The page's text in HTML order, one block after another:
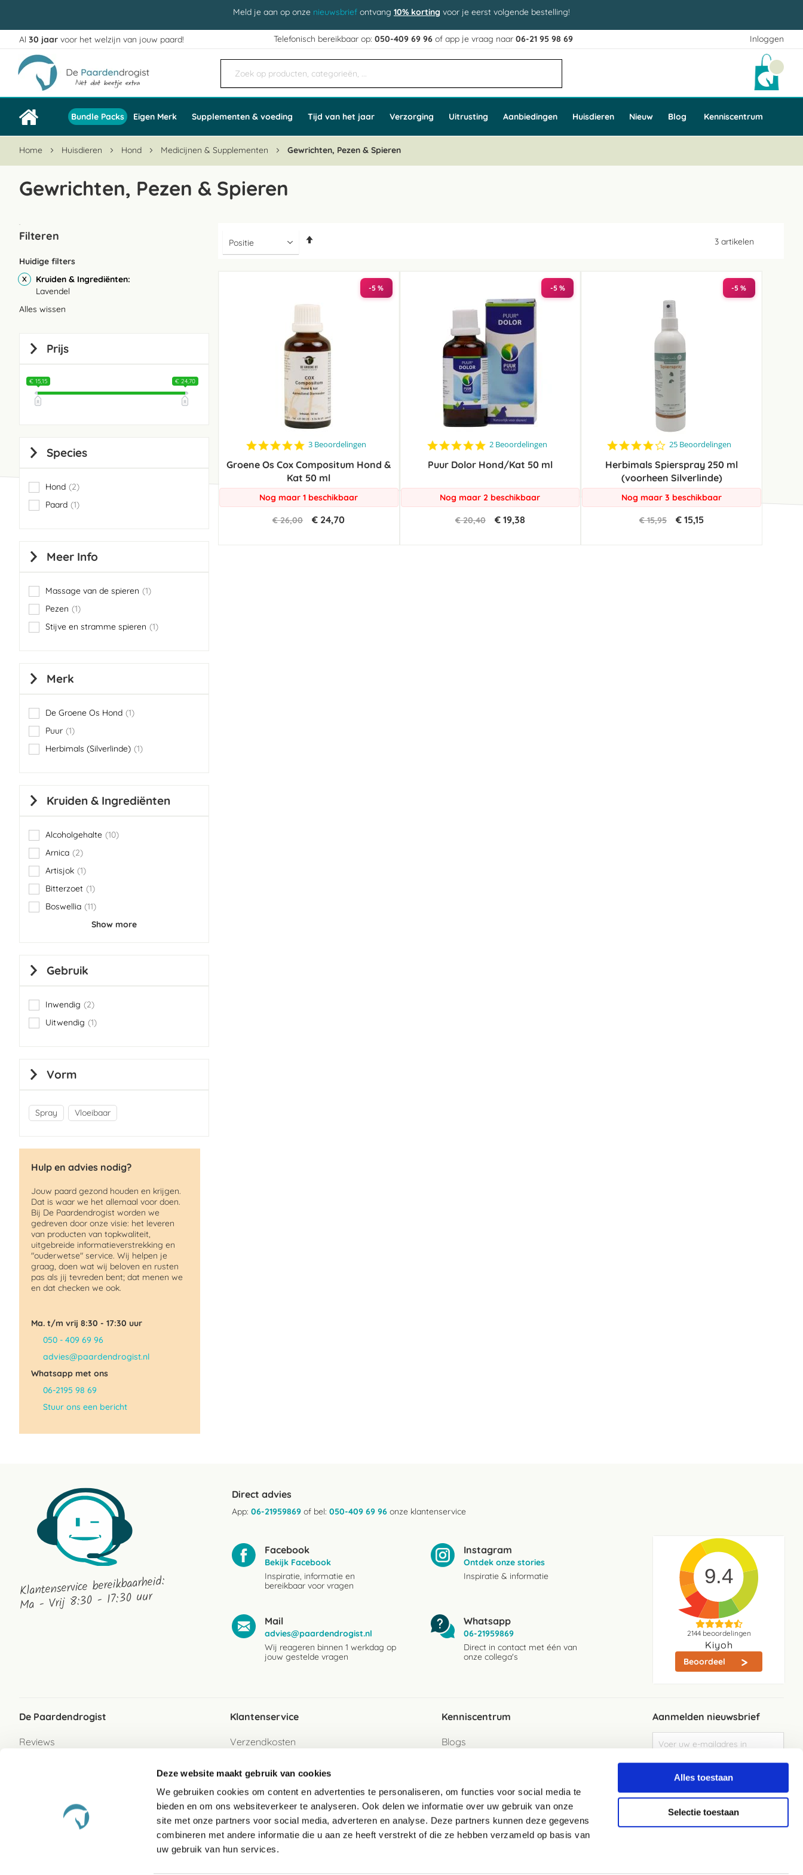
Deze website maakt gebruik van cookies
We gebruiken cookies om content en advertenties te personaliseren, om functies voor social media te
bieden en om ons websiteverkeer te analyseren. Ook delen we informatie over uw gebruik van onze
site met onze partners voor social media, adverteren en analyse. Deze partners kunnen deze gegevens
combineren met andere informatie die u aan ze heeft verstrekt of die ze hebben verzameld op basis van
uw gebruik van hun services.
Alles toestaan
Selectie toestaan
Meld je aan op onze nieuwsbrief ontvang 10% korting voor je eerst volgende bestelling!
Inloggen
Ga
naar
de
inhoud
Al 30 jaar voor het welzijn van jouw paard! Telefonisch bereikbaar op:050-409 69 96 of app je vraag naar06-21 95 98 69
Bundle Packs Eigen Merk Supplementen & voeding Tijd van het jaar Verzorging Uitrusting Aanbiedingen Huisdieren Nieuw Blog Kenniscentrum
Home Huisdieren Hond Medicijnen & Supplementen Gewrichten, Pezen & Spieren
Gewrichten, Pezen & Spieren
3 artikelen
-5 %
5.0
rating
3 Beoordelingen
Groene Os Cox Compositum Hond &
Kat 50 ml
Nog maar 1 beschikbaar
€ 26,00 € 24,70
-5 %
5.0
rating
2 Beoordelingen
Puur Dolor Hond/Kat 50 ml
Nog maar 2 beschikbaar
€ 20,40 € 19,38
-5 %
4.2
rating
25 Beoordelingen
Herbimals Spierspray 250 ml
(voorheen Silverlinde)
Nog maar 3 beschikbaar
€ 15,95 € 15,15
Filteren
Huidige filters
Kruiden & Ingrediënten
Lavendel
Alles wissen
Prijs
€ 15,15 € 24,70
Species
Hond 2
items
Paard 1
item
Meer Info
Massage van de spieren 1
item
Pezen
1
item
Stijve en stramme spieren
1
item
Merk
De Groene Os Hond 1
item
Puur 1
item
Herbimals (Silverlinde) 1
item
Kruiden & Ingrediënten
Alcoholgehalte 10
items
Arnica
2
items
Artisjok 1
item
Bitterzoet 1
item
Boswellia 11
items
Show more
Gebruik
Inwendig 2
items
Uitwendig
1
item
Vorm
Spray Vloeibaar
Hulp en advies nodig?
Jouw paard gezond houden en krijgen.
Dat is waar we het allemaal voor doen.
Bij De Paardendrogist worden we
gedreven door onze visie: het leveren
van producten van topkwaliteit,
uitgebreide informatieverstrekking en
"ouderwetse" service. Wij helpen je
graag, doen wat wij beloven en rusten
pas als jij tevreden bent; dat menen we
en dat checken we ook.
Ma. t/m vrij 8:30 - 17:30 uur
050 - 409 69 96
advies@paardendrogist.nl
Whatsapp met ons
06-2195 98 69
Stuur ons een bericht
Klantenservice bereikbaarheid:
Ma - Vrij 8:30 - 17:30 uur
Direct advies
App: 06-21959869 of bel: 050-409 69 96 onze klantenservice
Facebook
Bekijk Facebook
Inspiratie, informatie en
bereikbaar voor vragen
Instagram
Ontdek onze stories
Inspiratie & informatie
Mail
advies@paardendrogist.nl
Wij reageren binnen 1 werkdag op
jouw gestelde vragen
Whatsapp
06-21959869
Direct in contact met één van
onze collega's
9.4
2144beoordelingen
Kiyoh
Beoordeel
De Paardendrogist
Reviews
Klantenservice
Verzendkosten
Betaalwijzen
Retour
Retour sturen als gast
Garantie
Veelgestelde vragen
Kenniscentrum
Blogs
Aanmelden nieuwsbrief
u
op
Elke week de beste acties en het laaste